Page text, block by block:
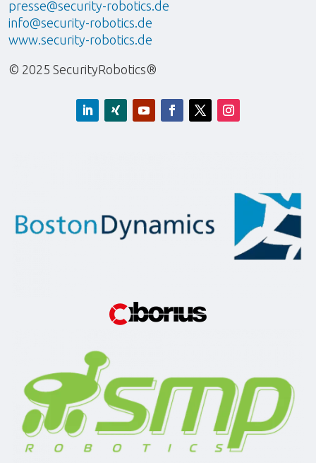
presse@security-robotics.de
info@security-robotics.de
www.security-robotics.de
© 2025 SecurityRobotics®